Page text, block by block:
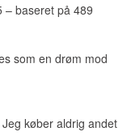
– baseret på 489
som en drøm mod
køber aldrig andet